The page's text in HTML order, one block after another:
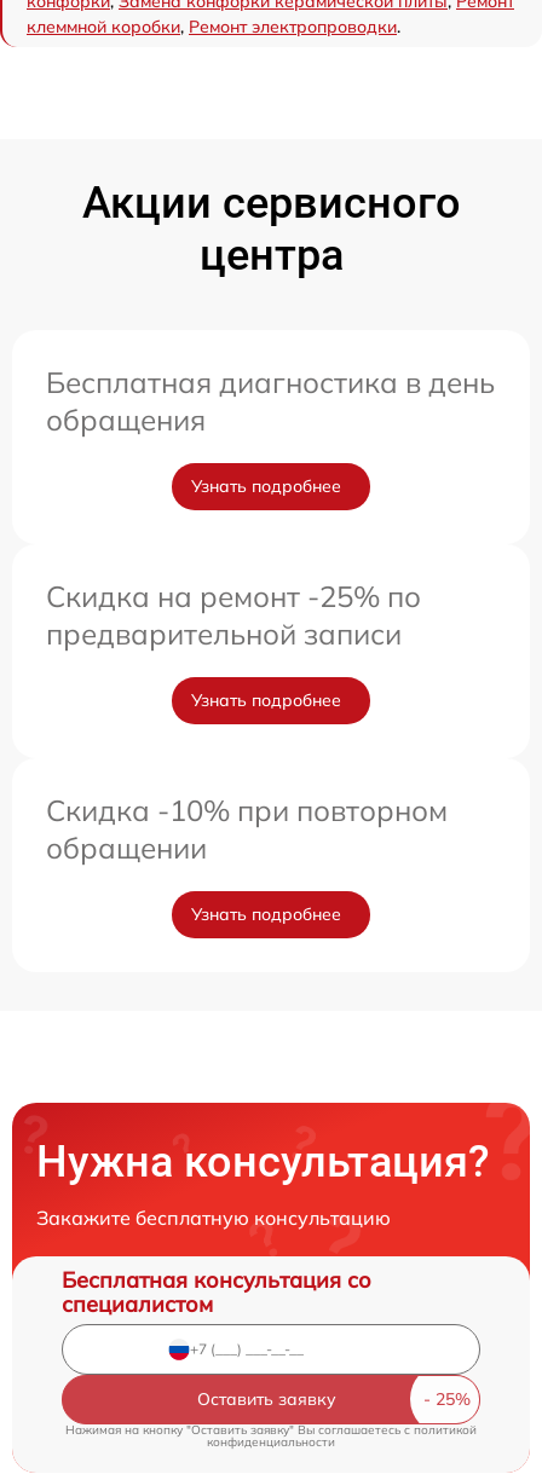
клеммной коробки, Ремонт электропроводки.
Акции сервисного
центра
Бесплатная диагностика в день
обращения
Узнать подробнее
Скидка на ремонт -25% по
предварительной записи
Узнать подробнее
Скидка -10% при повторном
обращении
Узнать подробнее
Нужна консультация?
Закажите бесплатную консультацию
Бесплатная консультация со
специалистом
Оставить заявку
Нажимая на кнопку "Оставить заявку" Вы соглашаетесь cполитикой
конфиденциальности